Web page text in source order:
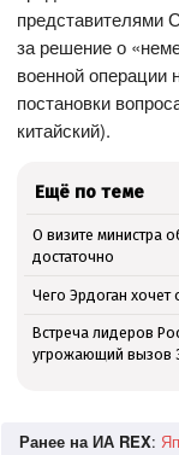
представителями
за решение о
военной операции
постановки
китайский).
Ещё по теме
О визите министра
достаточно
Чего Эрдоган хочет
Встреча лидеров
угрожающий вызов
Ранее на ИА REX: